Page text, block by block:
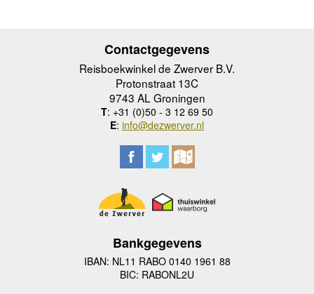
Contactgegevens
Reisboekwinkel de Zwerver B.V.
Protonstraat 13C
9743 AL Groningen
T: +31 (0)50 - 3 12 69 50
E: info@dezwerver.nl
Bankgegevens
IBAN: NL11 RABO 0140 1961 88
BIC: RABONL2U